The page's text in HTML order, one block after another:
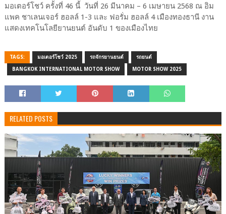
มอเตอร์โชว์ ครั้งที่ 46 นี้ วันที่ 26 มีนาคม – 6 เมษายน 2568 ณ อิม
แพค ชาเลนเจอร์ ฮอลล์ 1-3 และ ฟอรั่ม ฮอลล์ 4 เมืองทองธานี งาน
แสดงเทคโนโลยียานยนต์ อันดับ 1 ของเมืองไทย
TAGS: มอเตอร์โชว์ 2025 รถจักรยานยนต์ รถยนต์
BANGKOK INTERNATIONAL MOTOR SHOW MOTOR SHOW 2025
RELATED POSTS